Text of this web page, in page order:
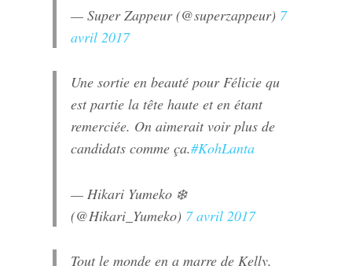
— Super Zappeur (@superzappeur) 7
avril 2017
Une sortie en beauté pour Félicie qu
est partie la tête haute et en étant
remerciée. On aimerait voir plus de
candidats comme ça.#KohLanta
— Hikari Yumeko ❄️
(@Hikari_Yumeko) 7 avril 2017
Tout le monde en a marre de Kelly,